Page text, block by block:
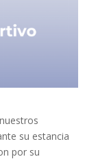
su estancia
por su